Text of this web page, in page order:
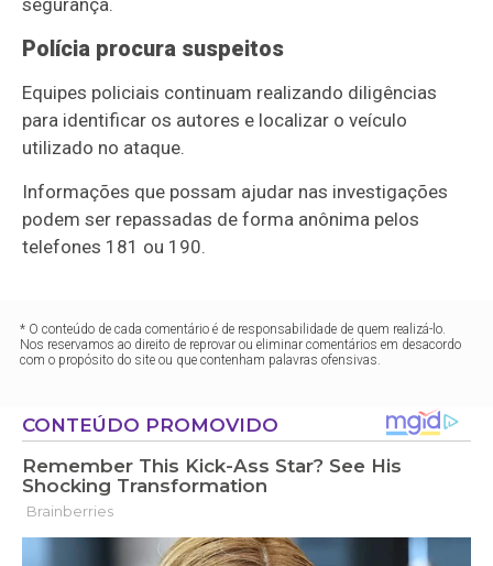
segurança.
Polícia procura suspeitos
Equipes policiais continuam realizando diligências
para identificar os autores e localizar o veículo
utilizado no ataque.
Informações que possam ajudar nas investigações
podem ser repassadas de forma anônima pelos
telefones 181 ou 190.
* O conteúdo de cada comentário é de responsabilidade de quem realizá-lo.
Nos reservamos ao direito de reprovar ou eliminar comentários em desacordo
com o propósito do site ou que contenham palavras ofensivas.